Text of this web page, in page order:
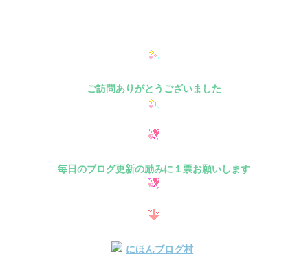
ご訪問ありがとうございました
毎日のブログ更新の励みに１票お願いします